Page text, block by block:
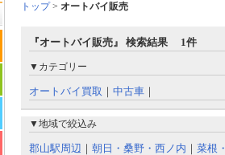
トップ> オートバイ販売
『オートバイ販売』 検索結果 1件
▼カテゴリー
オートバイ買取 ｜ 中古車 ｜
▼地域で絞込み
郡山駅周辺 ｜ 朝日・桑野・西ノ内 ｜ 菜根